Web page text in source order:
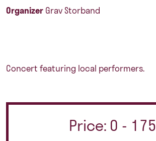
Organizer Grav Storband
Concert featuring local performers.
Price: 0 - 175